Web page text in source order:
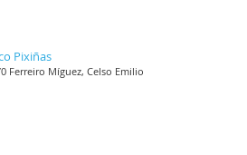
Pixiñas
Ferreiro Míguez, Celso Emilio